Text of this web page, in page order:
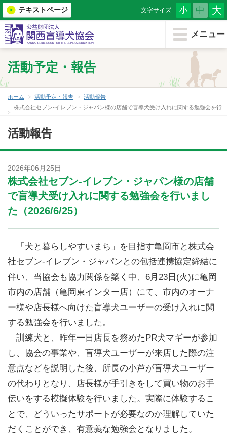
メニュー
テキストページ 文字サイズ 小 中 大
メニューを閉じる
協会について
盲導犬を知る
盲導犬を希望する
職員募集について
サイトマップ
個人情報保護方針
お問い合わせ
リンク
ENGLISH
活動予定・報告
ホーム 活動予定・報告
活動報告
株式会社セブン‐イレブン・ジャパン様の店舗で盲導犬受け入れに関する勉強会を行
いました（2026/6/25）
活動報告
2026年06月25日
株式会社セブン‐イレブン・ジャパン様の店舗
で盲導犬受け入れに関する勉強会を行いまし
た（2026/6/25）
「犬と暮らしやすいまち」を目指す亀岡市と株式会
社セブン‐イレブン・ジャパンとの包括連携協定締結に
伴い、当協会も協力関係を築く中、6月23日(火)に亀岡
市内の店舗（亀岡東インター店）にて、市内のオーナ
ー様や店長様へ向けた盲導犬ユーザーの受け入れに関
する勉強会を行いました。
訓練犬と、昨年一日店長を務めたPR犬マギーが参加
し、協会の事業や、盲導犬ユーザーが来店した際の注
意点などを説明した後、所長の小芦が盲導犬ユーザー
の代わりとなり、店長様が手引きをして買い物のお手
伝いをする模擬体験を行いました。実際に体験するこ
とで、どういったサポートが必要なのか理解していた
だくことができ、有意義な勉強会となりました。